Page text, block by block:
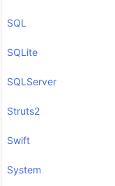
SQL
SQLite
SQLServer
Struts2
Swift
System